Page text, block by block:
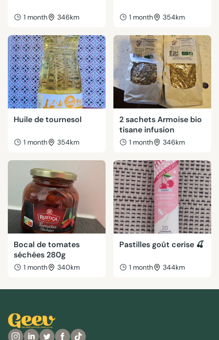
1 month 346km 1 month 354km
Huile de tournesol
1 month 354km
2 sachets Armoise bio
tisane infusion
1 month 346km
Bocal de tomates
séchées 280g
1 month 340km
Pastilles goût cerise 🍒
1 month 344km